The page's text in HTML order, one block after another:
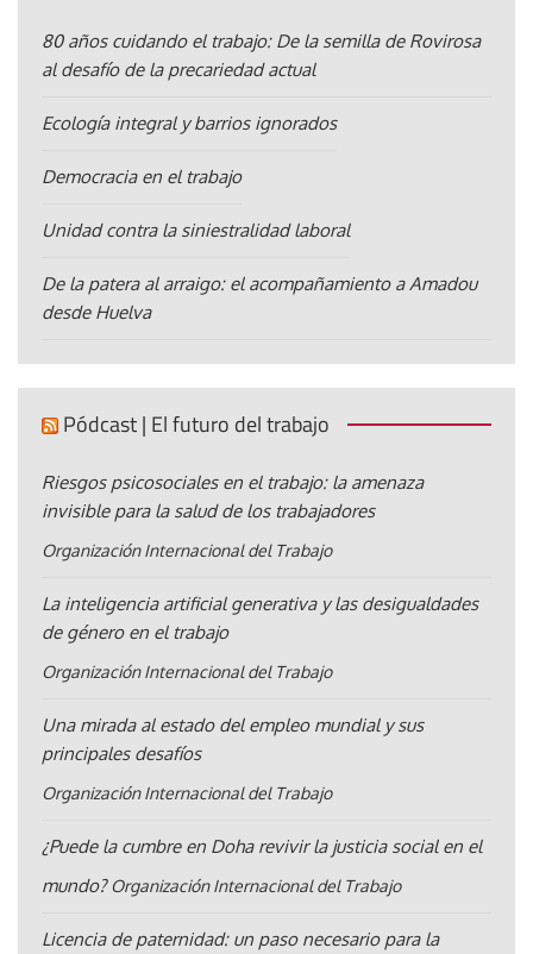
80 años cuidando el trabajo: De la semilla de Rovirosa
al desafío de la precariedad actual
Ecología integral y barrios ignorados
Democracia en el trabajo
Unidad contra la siniestralidad laboral
De la patera al arraigo: el acompañamiento a Amadou
desde Huelva
Pódcast | El futuro del trabajo
Riesgos psicosociales en el trabajo: la amenaza
invisible para la salud de los trabajadores
Organización Internacional del Trabajo
La inteligencia artificial generativa y las desigualdades
de género en el trabajo
Organización Internacional del Trabajo
Una mirada al estado del empleo mundial y sus
principales desafíos
Organización Internacional del Trabajo
¿Puede la cumbre en Doha revivir la justicia social en el
mundo? Organización Internacional del Trabajo
Licencia de paternidad: un paso necesario para la